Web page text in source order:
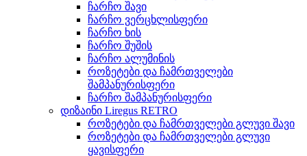
ჩარჩო შავი
ჩარჩო ვერცხლისფერი
ჩარჩო ხის
ჩარჩო შუშის
ჩარჩო ალუმინის
როზეტები და ჩამრთველები
შამპანურისფერი
ჩარჩო შამპანურისფერი
დიზაინი Liregus RETRO
როზეტები და ჩამრთველები გლუვი შავი
როზეტები და ჩამრთველები გლუვი
ყავისფერი